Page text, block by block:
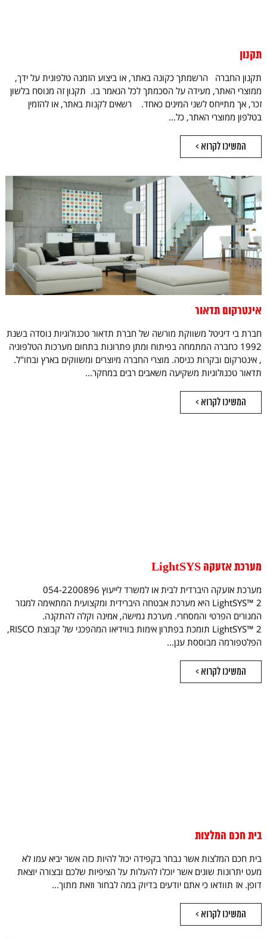
תקנון
תקנון החברה הרשמתך כקונה באתר, או ביצוע הזמנה טלפונית על ידך,
ממוצרי האתר, מעידה על הסכמתך לכל הנאמר בו. תקנון זה מנוסח בלשון
זכר, אך מתייחס לשני המינים כאחד. רשאים לקנות באתר, או להזמין
בטלפון ממוצרי האתר, כל...
המשיכו לקרוא >
אינטרקום תדאור
חברת בי דיגיטל משווקת מורשה של חברת תדאור טכנולוגיות נוסדה בשנת
1992 כחברה המתמחה בפיתוח ומתן פתרונות בתחום מערכות הטלפוניה
, אינטרקום ובקרות כניסה. מוצרי החברה מיוצרים ומשווקים בארץ ובחו"ל.
תדאור טכנולוגיות משקיעה משאבים רבים במחקר...
המשיכו לקרוא >
מערכת אזעקה LightSYS
מערכת אזעקה היברדית לבית או למשרד לייעוץ 054-2200896
LightSYS™ 2 היא מערכת אבטחה היברידית ומקצועית המתאימה למגזר
המגורים הפרטי והמסחרי. מערכת גמישה, אמינה וקלה להתקנה.
LightSYS™ 2 תומכת בפתרון אימות בווידיאו המהפכני של קבוצת RISCO,
הפלטפורמה מבוססת ענן...
המשיכו לקרוא >
בית חכם המלצות
בית חכם המלצות אשר נבחר בקפידה יכול להיות כזה אשר יביא עמו לא
מעט יתרונות שונים אשר יוכלו להעלות על הציפיות שלכם ובצורה יוצאת
דופן. אז תוודאו כי אתם יודעים בדיוק במה לבחור וזאת מתוך...
המשיכו לקרוא >